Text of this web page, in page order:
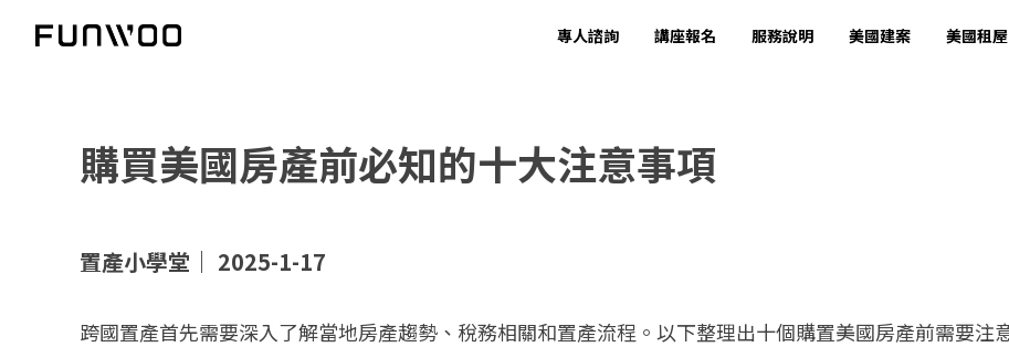
購買美國房產前必知的十大注意事項
置產小學堂｜ 2025-1-17
跨國置產首先需要深入了解當地房產趨勢、稅務相關和置產流程。以下整理出十個購置美國房產前需要注
專人諮詢 講座報名 服務說明 美國建案 美國租屋